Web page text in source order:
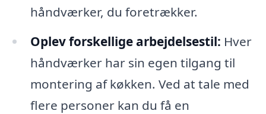
håndværker, du foretrækker.
Oplev forskellige arbejdelsestil: Hver
håndværker har sin egen tilgang til
montering af køkken. Ved at tale med
flere personer kan du få en